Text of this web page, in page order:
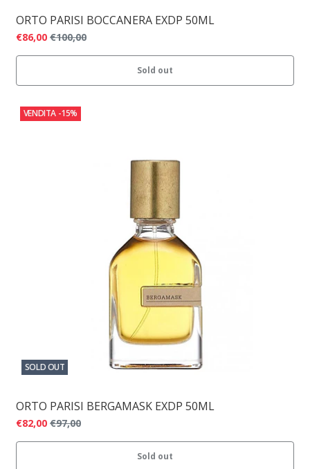
ORTO PARISI BOCCANERA EXDP 50ML
€86,00 €100,00
Sold out
VENDITA -15%
SOLD OUT
ORTO PARISI BERGAMASK EXDP 50ML
€82,00 €97,00
Sold out